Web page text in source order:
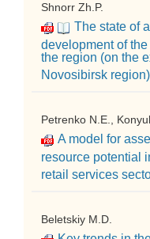
Shnorr Zh.P.
The state of
development of
the region (on the
Novosibirsk region)
Petrenko N.E.,
A model for
resource potential
retail services
Beletskiy M.D.